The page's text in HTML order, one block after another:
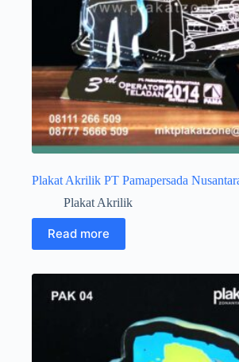
Plakat Akrilik PT Pamapersada
Plakat Akrilik
Read more